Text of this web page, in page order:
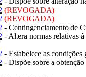
(REVOGADA)
(REVOGADA)
- Contingenciamento de
- Altera normas relativas
- Estabelece as
- Dispõe sobre a